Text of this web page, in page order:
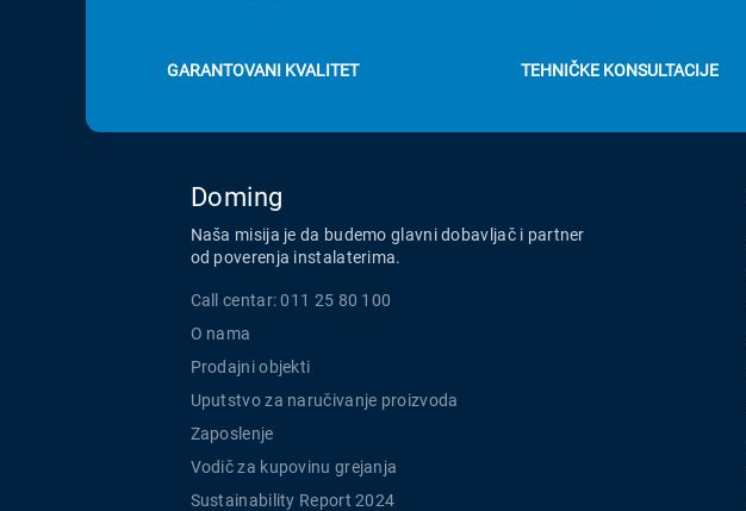
GARANTOVANI KVALITET TEHNIČKE KONSULTACIJE
Doming
Naša misija je da budemo glavni dobavljač i partner
od poverenja instalaterima.
Call centar: 011 25 80 100
O nama
Prodajni objekti
Uputstvo za naručivanje proizvoda
Zaposlenje
Vodič za kupovinu grejanja
Sustainability Report 2024